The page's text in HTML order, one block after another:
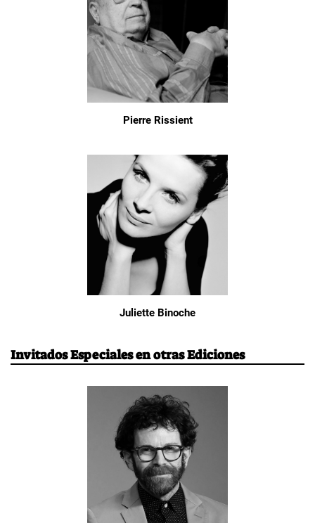
Pierre Rissient
Juliette Binoche
Invitados Especiales en otras Ediciones